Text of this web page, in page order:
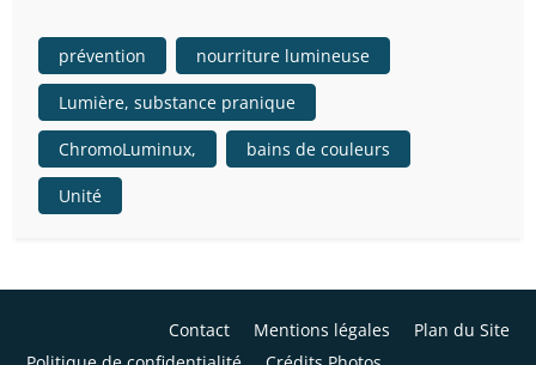
prévention nourriture lumineuse
Lumière, substance pranique
ChromoLuminux, bains de couleurs
Unité
Contact Mentions légales
Plan du Site